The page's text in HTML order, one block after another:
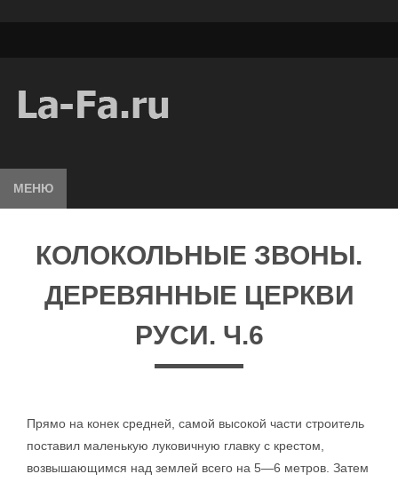
МЕНЮ
КОЛОКОЛЬНЫЕ ЗВОНЫ.
ДЕРЕВЯННЫЕ ЦЕРКВИ
РУСИ. Ч.6
Прямо на конек средней, самой высокой части строитель
поставил маленькую луковичную главку с крестом,
возвышающимся над землей всего на 5—6 метров. Затем